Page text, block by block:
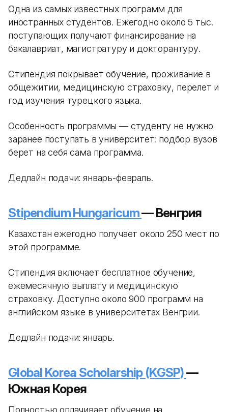
Одна из самых известных программ для
иностранных студентов. Ежегодно около 5 тыс.
поступающих получают финансирование на
бакалавриат, магистратуру и докторантуру.
Стипендия покрывает обучение, проживание в
общежитии, медицинскую страховку, перелет и
год изучения турецкого языка.
Особенность программы — студенту не нужно
заранее поступать в университет: подбор вузов
берет на себя сама программа.
Дедлайн подачи: январь-февраль.
Stipendium Hungaricum— Венгрия
Казахстан ежегодно получает около 250 мест по
этой программе.
Стипендия включает бесплатное обучение,
ежемесячную выплату и медицинскую
страховку. Доступно около 900 программ на
английском языке в университетах Венгрии.
Дедлайн подачи: январь.
Global Korea Scholarship (KGSP)—
Южная Корея